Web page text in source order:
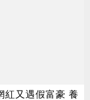
紅又遇假富豪 養